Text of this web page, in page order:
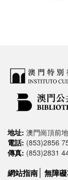
地址: 澳門崗頂前
電話: (853)2856
傳真: (853)2831
網站指南 無障